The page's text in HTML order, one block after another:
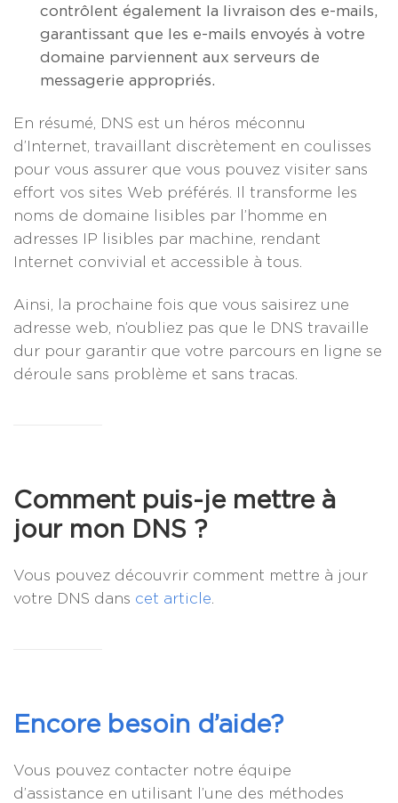
contrôlent également la livraison des e-mails,
garantissant que les e-mails envoyés à votre
domaine parviennent aux serveurs de
messagerie appropriés.
En résumé, DNS est un héros méconnu
d’Internet, travaillant discrètement en coulisses
pour vous assurer que vous pouvez visiter sans
effort vos sites Web préférés. Il transforme les
noms de domaine lisibles par l’homme en
adresses IP lisibles par machine, rendant
Internet convivial et accessible à tous.
Ainsi, la prochaine fois que vous saisirez une
adresse web, n’oubliez pas que le DNS travaille
dur pour garantir que votre parcours en ligne se
déroule sans problème et sans tracas.
Comment puis-je mettre à
jour mon DNS ?
Vous pouvez découvrir comment mettre à jour
votre DNS dans cet article
Encore besoin d’aide?
Vous pouvez contacter notre équipe
d’assistance en utilisant l’une des méthodes